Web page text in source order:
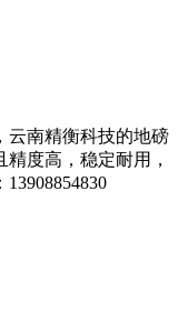
，云南精衡科技的地磅
度高，稳定耐用，